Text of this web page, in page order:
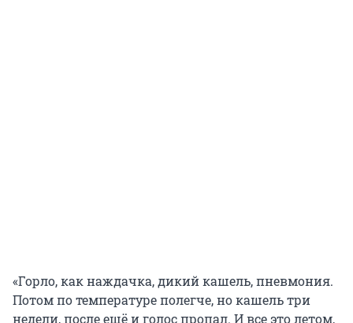
«Горло, как наждачка, дикий кашель, пневмония.
Потом по температуре полегче, но кашель три
недели, после ещё и голос пропал. И все это летом,